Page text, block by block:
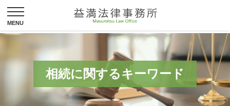
相続に関するキーワード